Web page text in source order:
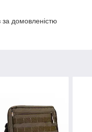
домовленістю